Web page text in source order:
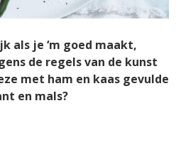
als je ‘m goed maakt,
de regels van de kunst
met ham en kaas gevulde
en mals?